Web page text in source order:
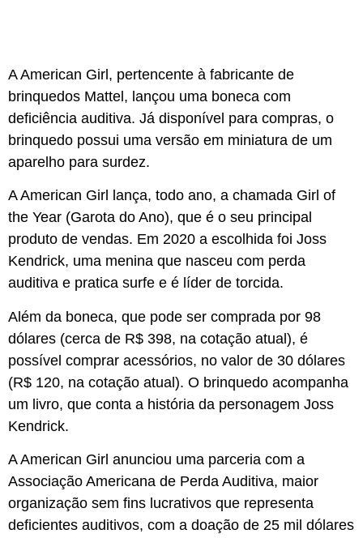
A American Girl, pertencente à fabricante de
brinquedos Mattel, lançou uma boneca com
deficiência auditiva. Já disponível para compras, o
brinquedo possui uma versão em miniatura de um
aparelho para surdez.
A American Girl lança, todo ano, a chamada Girl of
the Year (Garota do Ano), que é o seu principal
produto de vendas. Em 2020 a escolhida foi Joss
Kendrick, uma menina que nasceu com perda
auditiva e pratica surfe e é líder de torcida.
Além da boneca, que pode ser comprada por 98
dólares (cerca de R$ 398, na cotação atual), é
possível comprar acessórios, no valor de 30 dólares
(R$ 120, na cotação atual). O brinquedo acompanha
um livro, que conta a história da personagem Joss
Kendrick.
A American Girl anunciou uma parceria com a
Associação Americana de Perda Auditiva, maior
organização sem fins lucrativos que representa
deficientes auditivos, com a doação de 25 mil dólares